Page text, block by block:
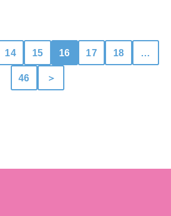
14 15 16 17 18 …
46 ＞